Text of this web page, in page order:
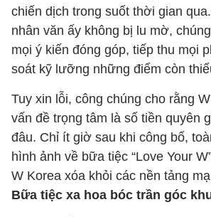
chiến dịch trong suốt thời gian
nhân văn ấy không bị lu mờ,
mọi ý kiến đóng góp, tiếp thu mọi
soát kỹ lưỡng những điểm còn
Tuy xin lỗi, công chúng cho rằng
vấn đề trọng tâm là số tiền quyên
đâu. Chỉ ít giờ sau khi công bố,
hình ảnh về bữa tiệc “Love Your
W Korea xóa khỏi các nền tảng
Bữa tiệc xa hoa bóc trần góc